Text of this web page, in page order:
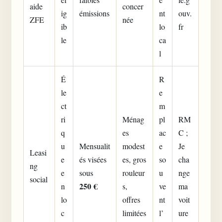
aide
ZFE
ig
ib
le
émissions
concer
née
nt
lo
ca
l
ouv.
fr
Leasi
ng
social
É
le
ct
ri
q
u
e
e
n
lo
c
Mensualit
és visées
sous
250 €
Ménag
es
modest
es, gros
rouleur
s,
offres
limitées
R
e
m
pl
ac
e
so
u
ve
nt
l’
RM
C ;
Je
cha
nge
ma
voit
ure